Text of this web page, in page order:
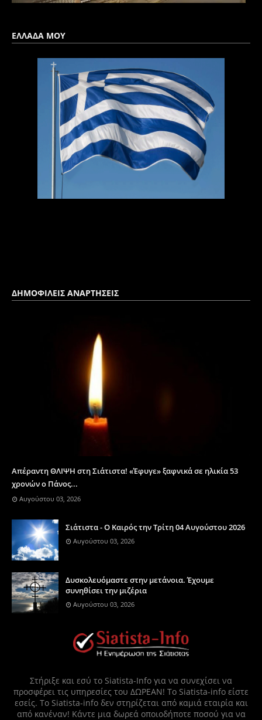
ΕΛΛΑΔΑ ΜΟΥ
ΔΗΜΟΦΙΛΕΙΣ ΑΝΑΡΤΗΣΕΙΣ
Απέραντη ΘΛΙΨΗ στη Σιάτιστα! «Έφυγε» ξαφνικά σε ηλικία 53
χρονών ο Πάνος...
Αυγούστου 03, 2026
Σιάτιστα - Ο Καιρός την Τρίτη 04 Αυγούστου 2026
Αυγούστου 03, 2026
Δυσκολευόμαστε στην μετάνοια. Έχουμε
συνηθίσει την μιζέρια
Αυγούστου 03, 2026
Στήριξε και εσύ το Siatista-Info για να συνεχίσει να
προσφέρει τις υπηρεσίες του ΔΩΡΕΑΝ! Το Siatista-info είστε
εσείς. Το Siatista-info δεν στηρίζεται από καμιά εταιρία και
από κανέναν! Κάντε μια δωρεά οποιοδήποτε ποσού για να